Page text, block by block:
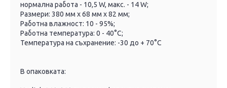
нормална работа - 10,5 W, макс. - 14 W;
Размери: 380 мм x 68 мм x 82 мм;
Работна влажност: 10 - 95%;
Работна температура: 0 - 40°C;
Температура на съхранение: -30 до + 70°C
В опаковката: